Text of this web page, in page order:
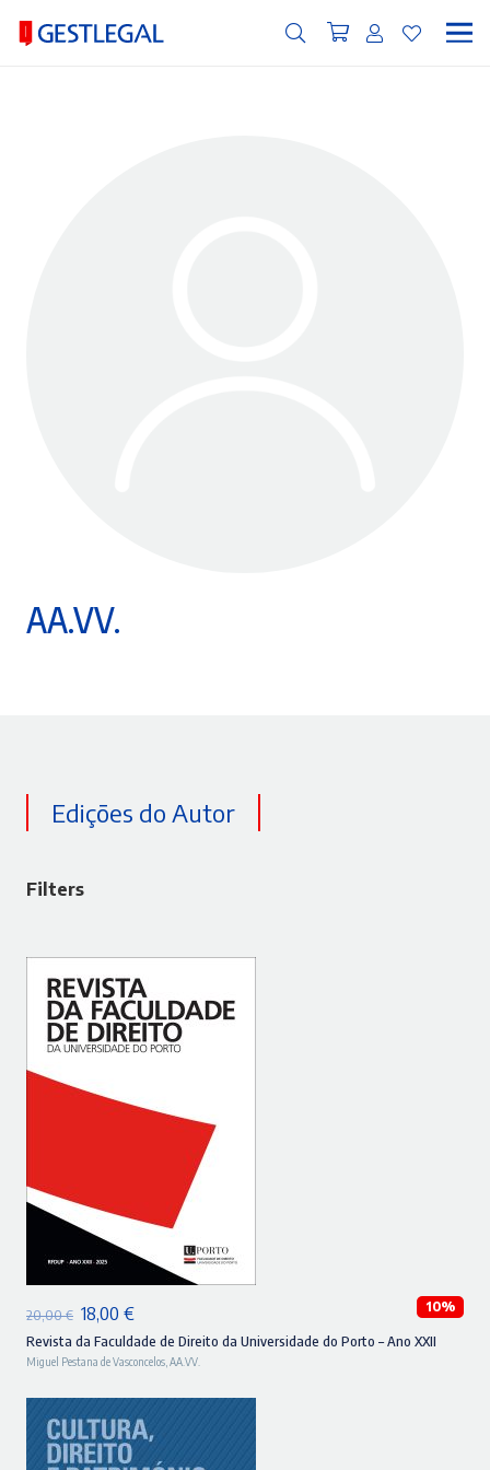
AA.VV.
Edições do Autor
Filters
20,00€ O
preço
original
era:
20,00 €.
18,00 €O
preço
atual
é:
18,00 €.
10%
Revista da Faculdade de Direito da Universidade do Porto – Ano XXII
Miguel Pestana de Vasconcelos AA.VV.